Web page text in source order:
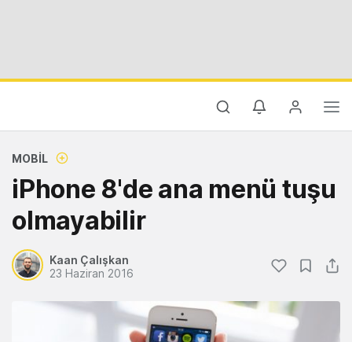
MOBIL
iPhone 8'de ana menü tuşu
olmayabilir
Kaan Çalışkan
23 Haziran 2016